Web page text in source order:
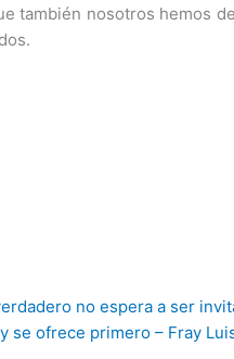
también nosotros hemos